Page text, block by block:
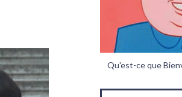
Qu'est-ce que